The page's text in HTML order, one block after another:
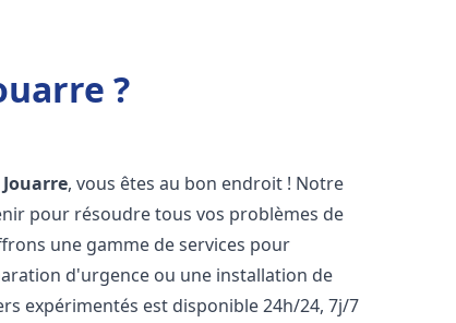
?
, vous êtes au bon endroit ! Notre
pour résoudre tous vos problèmes de
une gamme de services pour
d'urgence ou une installation de
expérimentés est disponible 24h/24, 7j/7